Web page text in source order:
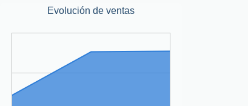
Evolución de ventas